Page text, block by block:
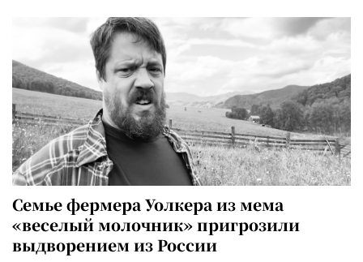
Семье фермера Уолкера из мема
«веселый молочник» пригрозили
выдворением из России